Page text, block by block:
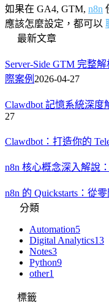
如果在 GA4, GTM, n8n
應該怎麼設定，都可以
最新文章
Server-Side GTM 完整
際案例 2026-04-27
Clawdbot 記憶系統深
27
Clawdbot：打造你的
n8n 核心概念深入解說
n8n 的 Quickstarts：從
分類
Automation5
Digital Analytics13
Notes3
Python9
other1
標籤